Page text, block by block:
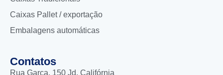
Caixas Pallet / exportação
Embalagens automáticas
Contatos
Rua Garça, 150 Jd. Califórnia